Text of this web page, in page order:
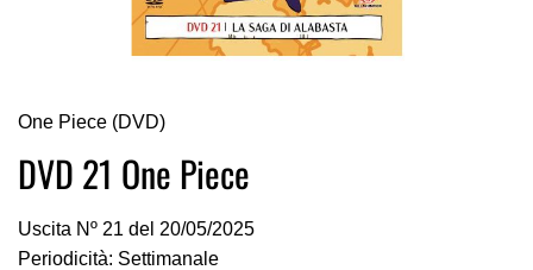
all'inizio
della
galleria
immagini
One Piece (DVD)
DVD 21 One Piece
Uscita Nº 21 del 20/05/2025
Periodicità: Settimanale